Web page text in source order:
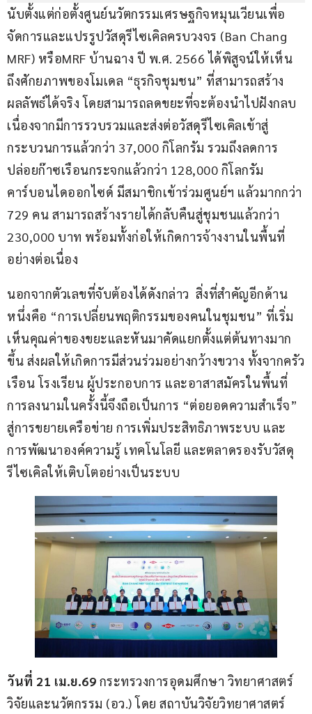
นับตั้งแต่ก่อตั้งศูนย์นวัตกรรมเศรษฐกิจหมุนเวียนเพื่อ
จัดการและแปรรูปวัสดุรีไซเคิลครบวงจร (Ban Chang
MRF) หรือMRF บ้านฉาง ปี พ.ศ. 2566 ได้พิสูจน์ให้เห็น
ถึงศักยภาพของโมเดล “ธุรกิจชุมชน” ที่สามารถสร้าง
ผลลัพธ์ได้จริง โดยสามารถลดขยะที่จะต้องนำไปฝังกลบ
เนื่องจากมีการรวบรวมและส่งต่อวัสดุรีไซเคิลเข้าสู่
กระบวนการแล้วกว่า 37,000 กิโลกรัม รวมถึงลดการ
ปล่อยก๊าซเรือนกระจกแล้วกว่า 128,000 กิโลกรัม
คาร์บอนไดออกไซด์ มีสมาชิกเข้าร่วมศูนย์ฯ แล้วมากกว่า
729 คน สามารถสร้างรายได้กลับคืนสู่ชุมชนแล้วกว่า
230,000 บาท พร้อมทั้งก่อให้เกิดการจ้างงานในพื้นที่
อย่างต่อเนื่อง
นอกจากตัวเลขที่จับต้องได้ดังกล่าว  สิ่งที่สำคัญอีกด้าน
หนึ่งคือ “การเปลี่ยนพฤติกรรมของคนในชุมชน” ที่เริ่ม
เห็นคุณค่าของขยะและหันมาคัดแยกตั้งแต่ต้นทางมาก
ขึ้น ส่งผลให้เกิดการมีส่วนร่วมอย่างกว้างขวาง ทั้งจากครัว
เรือน โรงเรียน ผู้ประกอบการ และอาสาสมัครในพื้นที่
การลงนามในครั้งนี้จึงถือเป็นการ “ต่อยอดความสำเร็จ”
สู่การขยายเครือข่าย การเพิ่มประสิทธิภาพระบบ และ
การพัฒนาองค์ความรู้ เทคโนโลยี และตลาดรองรับวัสดุ
รีไซเคิลให้เติบโตอย่างเป็นระบบ
วันที่ 21 เม.ย.69 กระทรวงการอุดมศึกษา วิทยาศาสตร์
วิจัยและนวัตกรรม (อว.) โดย สถาบันวิจัยวิทยาศาสตร์